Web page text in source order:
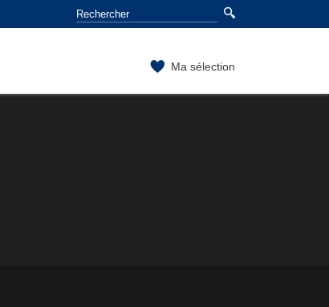
Ma sélection